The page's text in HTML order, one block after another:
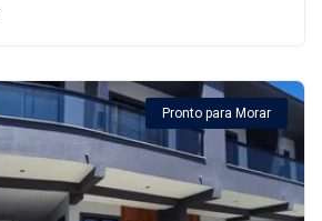
Pronto para Morar